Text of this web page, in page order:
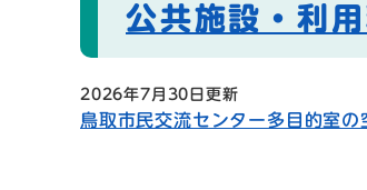
公共施設・利
2026年7月30日更新
鳥取市民交流センター多目的室